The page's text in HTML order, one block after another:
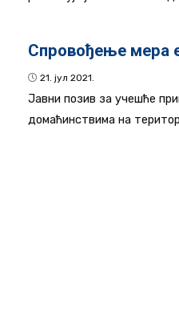
Спровођење мера
21. јул 2021.
Јавни позив за учешће
домаћинствима на